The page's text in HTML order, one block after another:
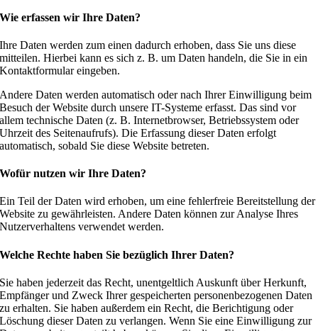
Wie erfassen wir Ihre Daten?
Ihre Daten werden zum einen dadurch erhoben, dass Sie uns diese
mitteilen. Hierbei kann es sich z. B. um Daten handeln, die Sie in ein
Kontaktformular eingeben.
Andere Daten werden automatisch oder nach Ihrer Einwilligung beim
Besuch der Website durch unsere IT-Systeme erfasst. Das sind vor
allem technische Daten (z. B. Internetbrowser, Betriebssystem oder
Uhrzeit des Seitenaufrufs). Die Erfassung dieser Daten erfolgt
automatisch, sobald Sie diese Website betreten.
Wofür nutzen wir Ihre Daten?
Ein Teil der Daten wird erhoben, um eine fehlerfreie Bereitstellung der
Website zu gewährleisten. Andere Daten können zur Analyse Ihres
Nutzerverhaltens verwendet werden.
Welche Rechte haben Sie bezüglich Ihrer Daten?
Sie haben jederzeit das Recht, unentgeltlich Auskunft über Herkunft,
Empfänger und Zweck Ihrer gespeicherten personenbezogenen Daten
zu erhalten. Sie haben außerdem ein Recht, die Berichtigung oder
Löschung dieser Daten zu verlangen. Wenn Sie eine Einwilligung zur